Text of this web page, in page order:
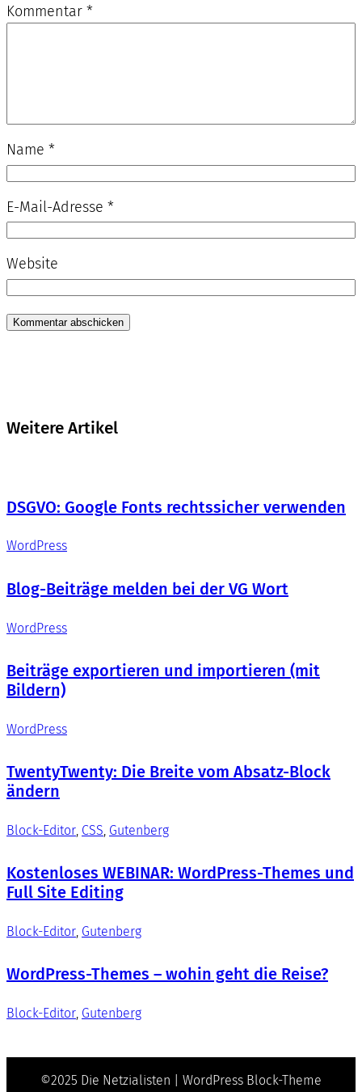
Kommentar *
Name *
E-Mail-Adresse *
Website
Weitere Artikel
DSGVO: Google Fonts rechtssicher verwenden
WordPress
Blog-Beiträge melden bei der VG Wort
WordPress
Beiträge exportieren und importieren (mit
Bildern)
WordPress
TwentyTwenty: Die Breite vom Absatz-Block
ändern
Block-Editor CSS Gutenberg
Kostenloses WEBINAR: WordPress-Themes und
Full Site Editing
Block-Editor Gutenberg
WordPress-Themes – wohin geht die Reise?
Block-Editor Gutenberg
©2025 Die Netzialisten | WordPress Block-Theme